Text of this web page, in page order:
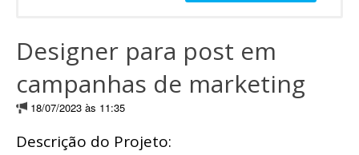
Designer para post em
campanhas de marketing
18/07/2023 às 11:35
Descrição do Projeto: